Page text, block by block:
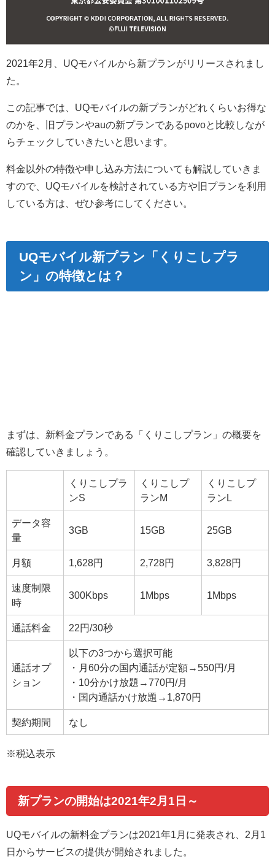
2021年2月、UQモバイルから新プランがリリースされまし
た。
この記事では、UQモバイルの新プランがどれくらいお得な
のかを、旧プランやauの新プランであるpovoと比較しなが
らチェックしていきたいと思います。
料金以外の特徴や申し込み方法についても解説していきま
すので、UQモバイルを検討されている方や旧プランを利用
している方は、ぜひ参考にしてください。
UQモバイル新プラン「くりこしプラ
ン」の特徴とは？
まずは、新料金プランである「くりこしプラン」の概要を
確認していきましょう。
くりこしプラ
ンS
くりこしプ
ランM
くりこしプ
ランL
データ容
量
3GB 15GB 25GB
月額 1,628円 2,728円 3,828円
速度制限
時
300Kbps 1Mbps 1Mbps
通話料金 22円/30秒
通話オプ
ション
以下の3つから選択可能
・月60分の国内通話が定額→550円/月
・10分かけ放題→770円/月
・国内通話かけ放題→1,870円
契約期間 なし
※税込表示
新プランの開始は2021年2月1日～
UQモバイルの新料金プランは2021年1月に発表され、2月1
日からサービスの提供が開始されました。